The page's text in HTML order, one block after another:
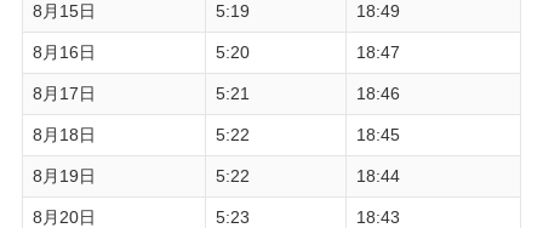
8月15日 5:19 18:49
8月16日 5:20 18:47
8月17日 5:21 18:46
8月18日 5:22 18:45
8月19日 5:22 18:44
8月20日 5:23 18:43